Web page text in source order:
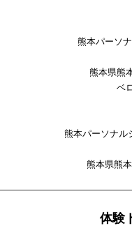
熊本パーソ
熊本県熊
ベ
熊本パーソナル
熊本県熊
体験